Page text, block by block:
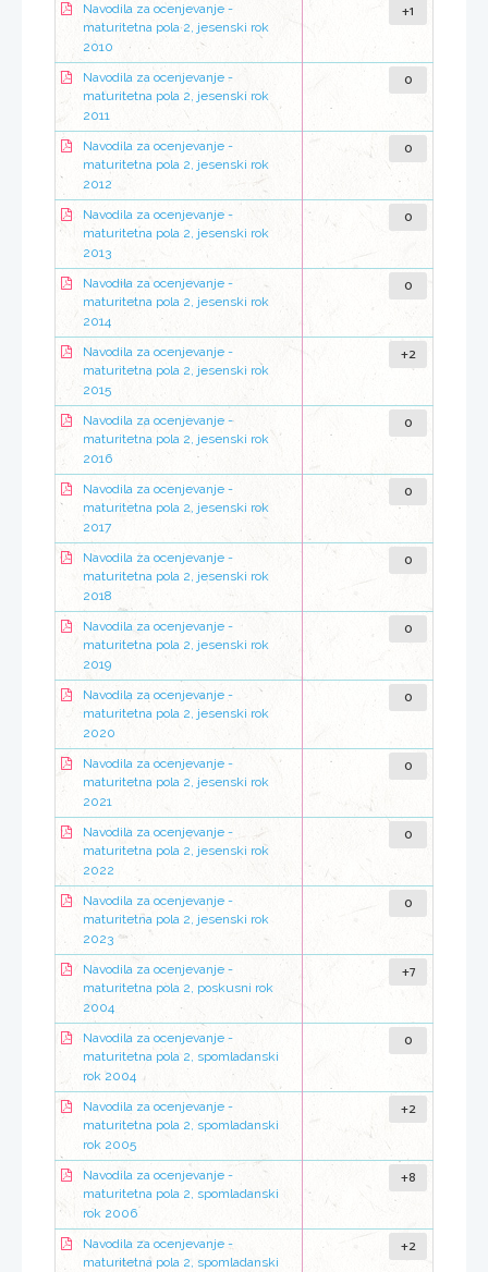
Navodila za ocenjevanje -
maturitetna pola 2, jesenski rok
2010
+1
Navodila za ocenjevanje -
maturitetna pola 2, jesenski rok
2011
0
Navodila za ocenjevanje -
maturitetna pola 2, jesenski rok
2012
0
Navodila za ocenjevanje -
maturitetna pola 2, jesenski rok
2013
0
Navodila za ocenjevanje -
maturitetna pola 2, jesenski rok
2014
0
Navodila za ocenjevanje -
maturitetna pola 2, jesenski rok
2015
+2
Navodila za ocenjevanje -
maturitetna pola 2, jesenski rok
2016
0
Navodila za ocenjevanje -
maturitetna pola 2, jesenski rok
2017
0
Navodila za ocenjevanje -
maturitetna pola 2, jesenski rok
2018
0
Navodila za ocenjevanje -
maturitetna pola 2, jesenski rok
2019
0
Navodila za ocenjevanje -
maturitetna pola 2, jesenski rok
2020
0
Navodila za ocenjevanje -
maturitetna pola 2, jesenski rok
2021
0
Navodila za ocenjevanje -
maturitetna pola 2, jesenski rok
2022
0
Navodila za ocenjevanje -
maturitetna pola 2, jesenski rok
2023
0
Navodila za ocenjevanje -
maturitetna pola 2, poskusni rok
2004
+7
Navodila za ocenjevanje -
maturitetna pola 2, spomladanski
rok 2004
0
Navodila za ocenjevanje -
maturitetna pola 2, spomladanski
rok 2005
+2
Navodila za ocenjevanje -
maturitetna pola 2, spomladanski
rok 2006
+8
Navodila za ocenjevanje -
maturitetna pola 2, spomladanski
+2